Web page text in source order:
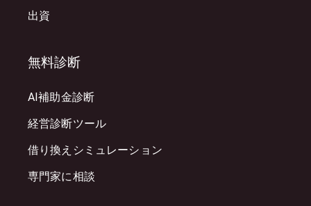
出資
無料診断
AI補助金診断
経営診断ツール
借り換えシミュレーション
専門家に相談